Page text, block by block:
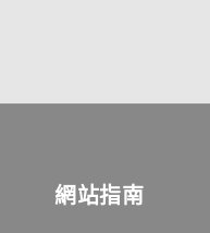
網站指南